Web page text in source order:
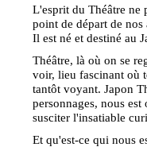
L'esprit du Théâtre ne
point de départ de nos
Il est né et destiné au
Théâtre, là où on se
voir, lieu fascinant où
tantôt voyant. Japon
personnages, nous
susciter l'insatiable
Et qu'est-ce qui nous